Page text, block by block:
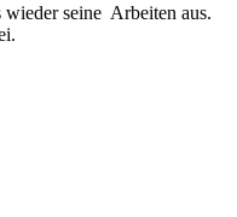
seine Arbeiten aus.